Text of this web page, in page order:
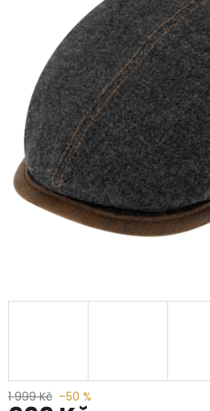
hvězdiček.
1 999 Kč –50 %